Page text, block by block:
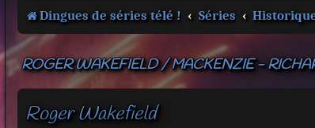
Dingues de séries télé ! Séries
ROGER WAKEFIELD / MACKENZIE -
Roger Wakefield